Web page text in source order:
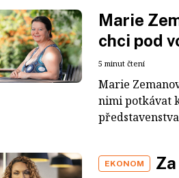
Marie
chci pod
5 minut čtení
Marie
nimi potkávat
EKONOM